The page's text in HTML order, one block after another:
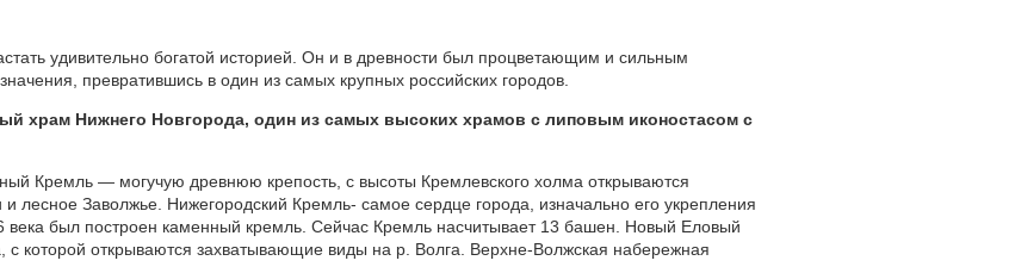
удивительно богатой историей. Он и в древности был процветающим и сильным
превратившись в один из самых крупных российских городов.
храм Нижнего Новгорода, один из самых высоких храмов с липовым иконостасом с
Кремль — могучую древнюю крепость, с высоты Кремлевского холма открываются
лесное Заволжье. Нижегородский Кремль- самое сердце города, изначально его укрепления
века был построен каменный кремль. Сейчас Кремль насчитывает 13 башен. Новый Еловый
с которой открываются захватывающие виды на р. Волга. Верхне-Волжская набережная